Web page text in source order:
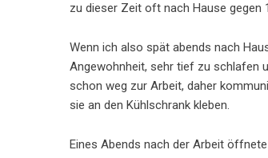
zu dieser Zeit oft nach Hause gegen
Wenn ich also spät abends nach
Angewohnheit, sehr tief zu schlafen
schon weg zur Arbeit, daher
sie an den Kühlschrank kleben.
Eines Abends nach der Arbeit